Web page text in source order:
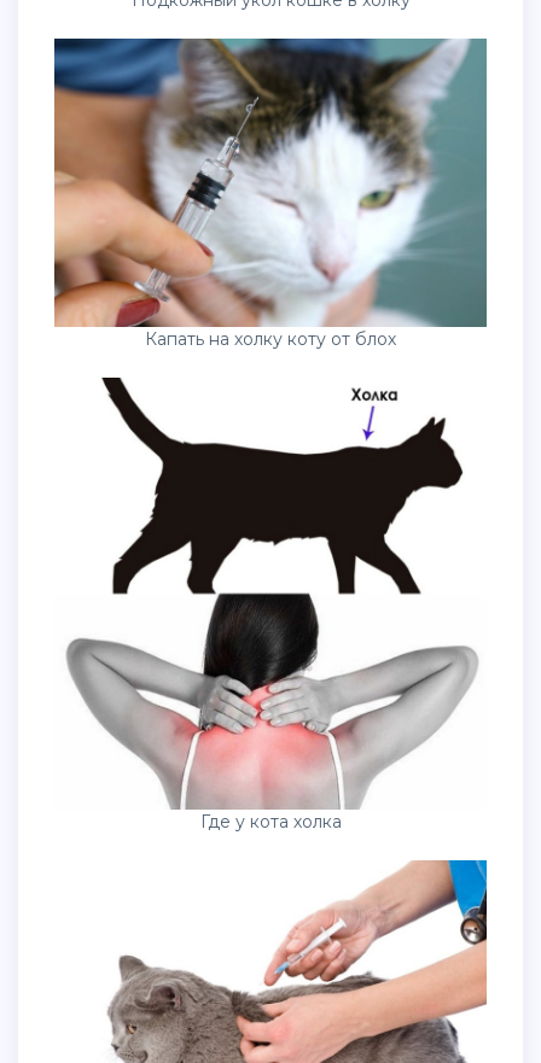
Капать на холку коту от блох
Где у кота холка